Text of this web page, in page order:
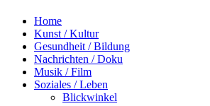
Home
Kunst / Kultur
Gesundheit / Bildung
Nachrichten / Doku
Musik / Film
Soziales / Leben
Blickwinkel